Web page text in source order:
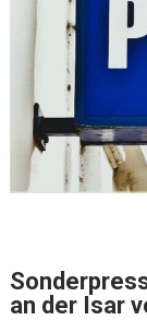
an der Isar